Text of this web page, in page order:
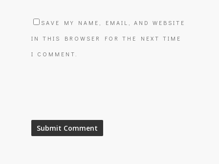
SAVE MY NAME, EMAIL, AND WEBSITE
IN THIS BROWSER FOR THE NEXT TIME
I COMMENT.